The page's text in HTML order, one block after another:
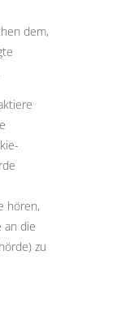
dem,
hören,
an die
zu